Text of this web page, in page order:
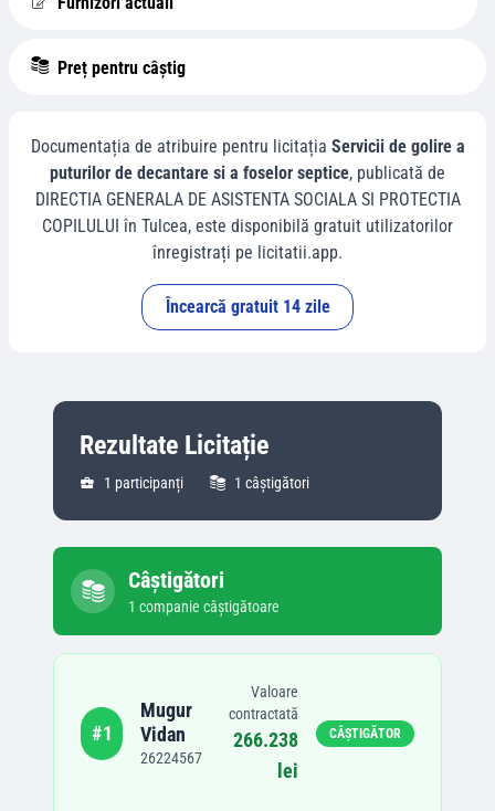
Preț pentru câștig
Documentația de atribuire pentru licitația Servicii de golire a
puturilor de decantare si a foselor septice, publicată de
DIRECTIA GENERALA DE ASISTENTA SOCIALA SI PROTECTIA
COPILULUI în Tulcea, este disponibilă gratuit utilizatorilor
înregistrați pe licitatii.app.
Încearcă gratuit 14 zile
Rezultate Licitație
1 participanți 1 câștigători
Câștigători
1 companie câștigătoare
#1
Mugur
Vidan
26224567
Valoare
contractată
266.238
lei
CÂȘTIGĂTOR